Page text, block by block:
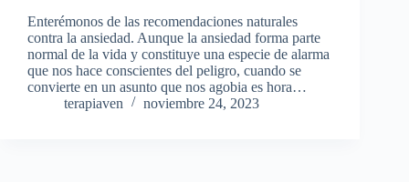
Enterémonos de las recomendaciones naturales
contra la ansiedad. Aunque la ansiedad forma parte
normal de la vida y constituye una especie de alarma
que nos hace conscientes del peligro, cuando se
convierte en un asunto que nos agobia es hora…
terapiaven
noviembre 24, 2023